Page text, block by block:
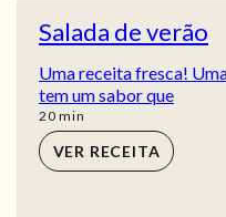
Salada de verão
Uma receita fresca!
tem um sabor que
20min
min
VER RECEITA